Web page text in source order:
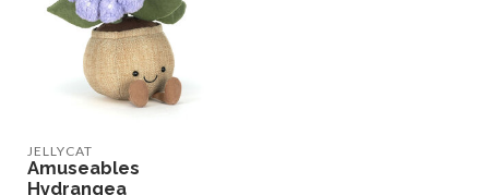
JELLYCAT
Amuseables
Hydrangea